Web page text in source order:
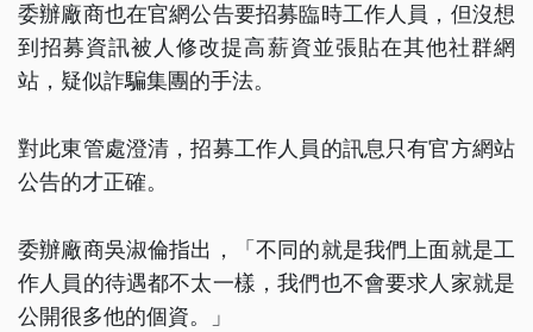
委辦廠商也在官網公告要招募臨時工作人員，但沒想
到招募資訊被人修改提高薪資並張貼在其他社群網
站，疑似詐騙集團的手法。
對此東管處澄清，招募工作人員的訊息只有官方網站
公告的才正確。
委辦廠商吳淑倫指出，「不同的就是我們上面就是工
作人員的待遇都不太一樣，我們也不會要求人家就是
公開很多他的個資。」